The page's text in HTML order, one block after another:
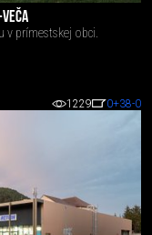
v prímestskej obci.
1229 0+38-0